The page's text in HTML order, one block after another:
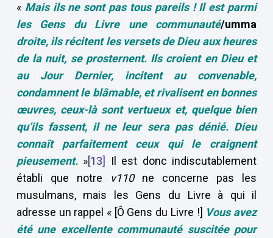
« Mais ils ne sont pas tous pareils ! Il est parmi
les Gens du Livre une communauté/umma
droite, ils récitent les versets de Dieu aux heures
de la nuit, se prosternent. Ils croient en Dieu et
au Jour Dernier, incitent au convenable,
condamnent le blâmable, et rivalisent en bonnes
œuvres, ceux-là sont vertueux et, quelque bien
qu’ils fassent, il ne leur sera pas dénié. Dieu
connaît parfaitement ceux qui le craignent
pieusement. »[13]
Il est donc indiscutablement
établi que notre v110ne concerne pas les
musulmans, mais les Gens du Livre à qui il
adresse un rappel « [Ô Gens du Livre !] Vous avez
été une excellente communautésuscitée pour